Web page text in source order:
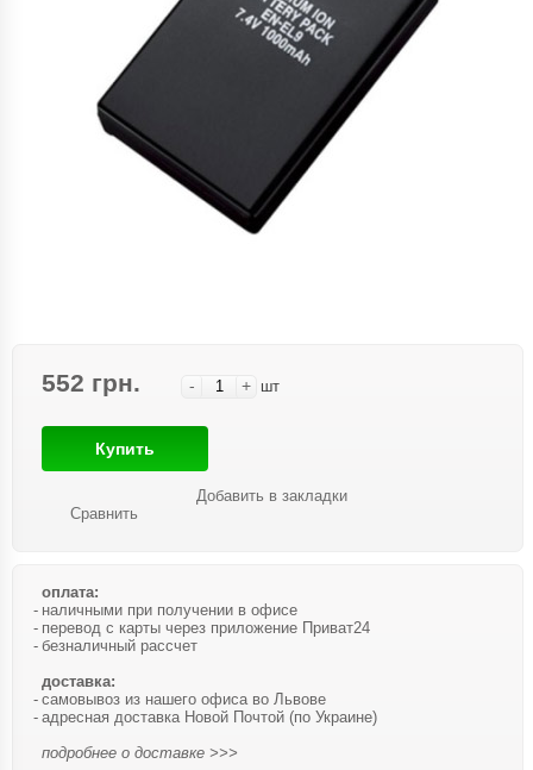
552 грн. - + шт
Купить
Сравнить
Добавить в закладки
оплата:
наличными при получении в офисе
перевод с карты через приложение Приват24
безналичный рассчет
доставка:
самовывоз из нашего офиса во Львове
адресная доставка Новой Почтой (по Украине)
подробнее о доставке >>>